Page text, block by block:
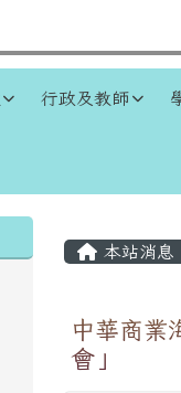
網
行政及教師
主內容
本站消息
中華商業
會」